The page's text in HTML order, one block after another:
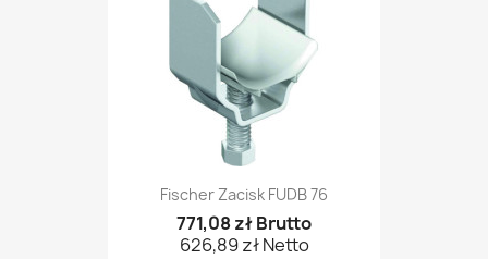
Fischer Zacisk FUDB 76
771,08 zł Brutto
626,89 zł Netto